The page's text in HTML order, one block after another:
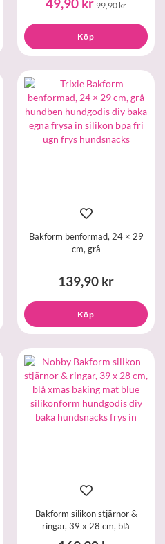
49,90 kr 99,90 kr
Köp
Bakform benformad, 24 × 29
cm, grå
139,90 kr
Köp
Bakform silikon stjärnor &
ringar, 39 x 28 cm, blå